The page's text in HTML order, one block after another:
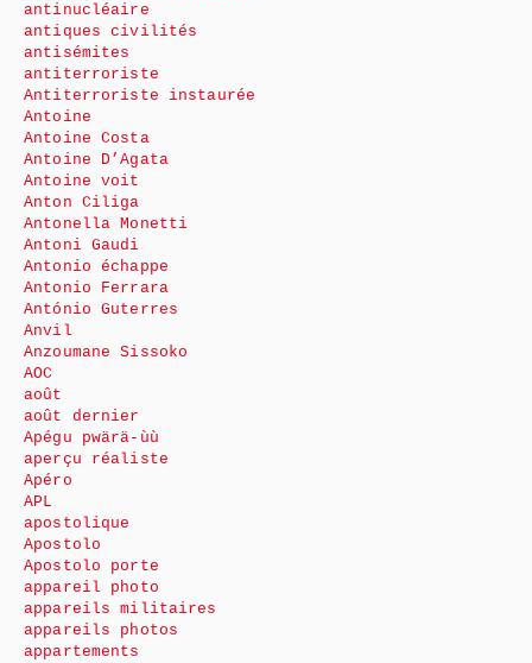
antinucléaire
antiques civilités
antisémites
antiterroriste
Antiterroriste instaurée
Antoine
Antoine Costa
Antoine D’Agata
Antoine voit
Anton Ciliga
Antonella Monetti
Antoni Gaudi
Antonio échappe
Antonio Ferrara
António Guterres
Anvil
Anzoumane Sissoko
AOC
août
août dernier
Apégu pwärä-ùù
aperçu réaliste
Apéro
APL
apostolique
Apostolo
Apostolo porte
appareil photo
appareils militaires
appareils photos
appartements